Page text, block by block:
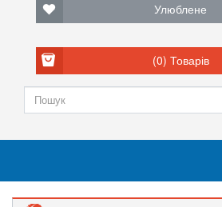
Улюблене
(0) Товарів